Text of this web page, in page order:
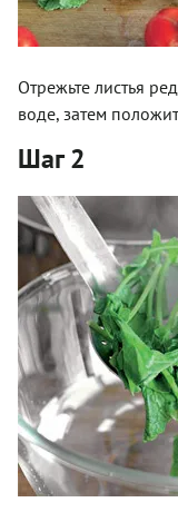
Отрежьте листья
воде, затем
Шаг 2